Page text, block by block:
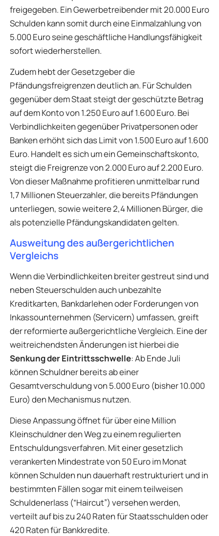
freigegeben. Ein Gewerbetreibender mit 20.000 Euro
Schulden kann somit durch eine Einmalzahlung von
5.000 Euro seine geschäftliche Handlungsfähigkeit
sofort wiederherstellen.
Zudem hebt der Gesetzgeber die
Pfändungsfreigrenzen deutlich an. Für Schulden
gegenüber dem Staat steigt der geschützte Betrag
auf dem Konto von 1.250 Euro auf 1.600 Euro. Bei
Verbindlichkeiten gegenüber Privatpersonen oder
Banken erhöht sich das Limit von 1.500 Euro auf 1.600
Euro. Handelt es sich um ein Gemeinschaftskonto,
steigt die Freigrenze von 2.000 Euro auf 2.200 Euro.
Von dieser Maßnahme profitieren unmittelbar rund
1,7 Millionen Steuerzahler, die bereits Pfändungen
unterliegen, sowie weitere 2,4 Millionen Bürger, die
als potenzielle Pfändungskandidaten gelten.
Ausweitung des außergerichtlichen
Vergleichs
Wenn die Verbindlichkeiten breiter gestreut sind und
neben Steuerschulden auch unbezahlte
Kreditkarten, Bankdarlehen oder Forderungen von
Inkassounternehmen (Servicern) umfassen, greift
der reformierte außergerichtliche Vergleich. Eine der
weitreichendsten Änderungen ist hierbei die
Senkung der Eintrittsschwelle: Ab Ende Juli
können Schuldner bereits ab einer
Gesamtverschuldung von 5.000 Euro (bisher 10.000
Euro) den Mechanismus nutzen.
Diese Anpassung öffnet für über eine Million
Kleinschuldner den Weg zu einem regulierten
Entschuldungsverfahren. Mit einer gesetzlich
verankerten Mindestrate von 50 Euro im Monat
können Schulden nun dauerhaft restrukturiert und in
bestimmten Fällen sogar mit einem teilweisen
Schuldenerlass (“Haircut”) versehen werden,
verteilt auf bis zu 240 Raten für Staatsschulden oder
420 Raten für Bankkredite.